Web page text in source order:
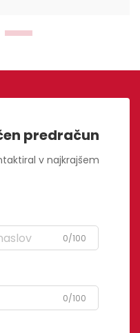
predračun
v najkrajšem
0/100
0/100